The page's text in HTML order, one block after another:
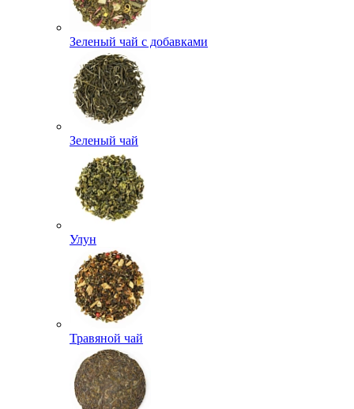
Зеленый чай с добавками
Зеленый чай
Улун
Травяной чай